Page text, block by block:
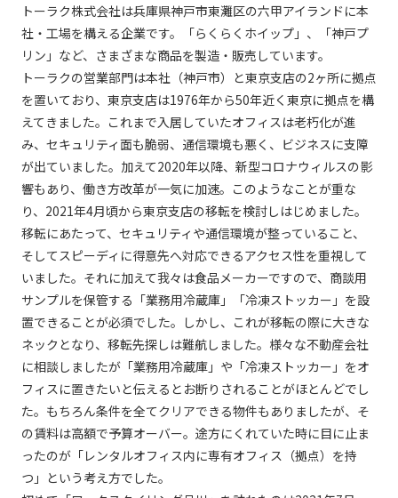
トーラク株式会社は兵庫県神戸市東灘区の六甲アイランドに本
社・工場を構える企業です。「らくらくホイップ」、「神戸プ
リン」など、さまざまな商品を製造・販売しています。
トーラクの営業部門は本社（神戸市）と東京支店の2ヶ所に拠点
を置いており、東京支店は1976年から50年近く東京に拠点を構
えてきました。これまで入居していたオフィスは老朽化が進
み、セキュリティ面も脆弱、通信環境も悪く、ビジネスに支障
が出ていました。加えて2020年以降、新型コロナウィルスの影
響もあり、働き方改革が一気に加速。このようなことが重な
り、2021年4月頃から東京支店の移転を検討しはじめました。
移転にあたって、セキュリティや通信環境が整っていること、
そしてスピーディに得意先へ対応できるアクセス性を重視して
いました。それに加えて我々は食品メーカーですので、商談用
サンプルを保管する「業務用冷蔵庫」「冷凍ストッカー」を設
置できることが必須でした。しかし、これが移転の際に大きな
ネックとなり、移転先探しは難航しました。様々な不動産会社
に相談しましたが「業務用冷蔵庫」や「冷凍ストッカー」をオ
フィスに置きたいと伝えるとお断りされることがほとんどでし
た。もちろん条件を全てクリアできる物件もありましたが、そ
の賃料は高額で予算オーバー。途方にくれていた時に目に止ま
ったのが「レンタルオフィス内に専有オフィス（拠点）を持
つ」という考え方でした。